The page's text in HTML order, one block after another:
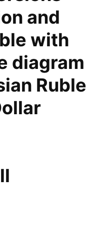
and
with
diagram
Ruble